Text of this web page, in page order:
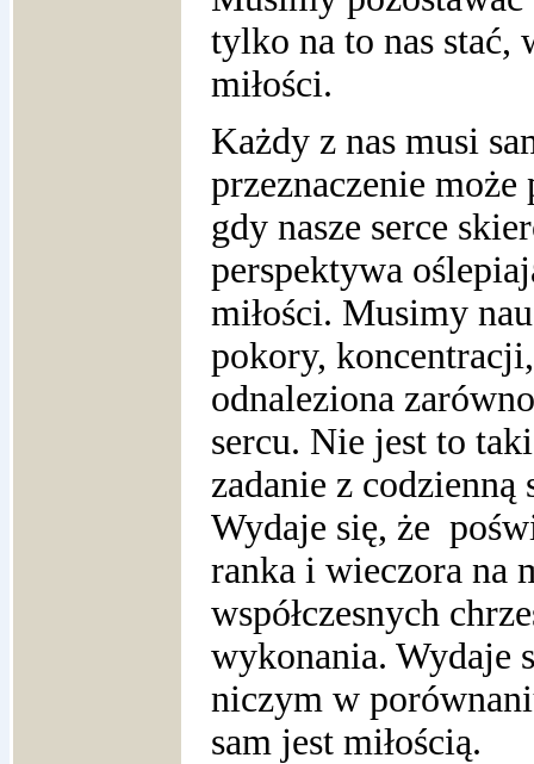
tylko na to nas stać,
miłości.
Każdy z nas musi
przeznaczenie
gdy nasze serce
perspektywa
miłości. Musimy
pokory,
odnaleziona
sercu. Nie jest to
zadanie z
Wydaje się, że
ranka i wieczora na
współczesnych
wykonania. Wydaje
niczym w
sam jest miłością.